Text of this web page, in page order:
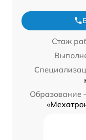
Стаж
Образование